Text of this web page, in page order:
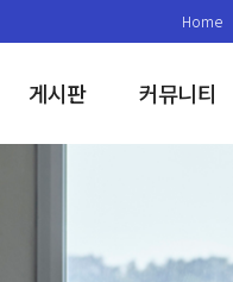
Home
게시판 커뮤니티